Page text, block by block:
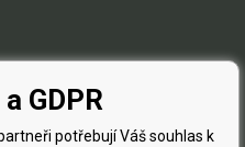
GDPR
potřebují Váš souhlas k